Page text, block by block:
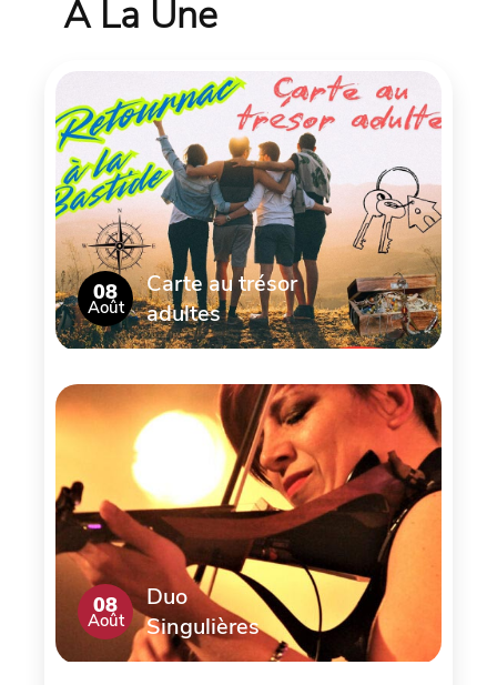
À La Une
08
Août
Carte au trésor
adultes
08
Août
Duo
Singulières